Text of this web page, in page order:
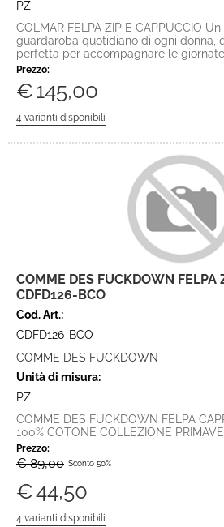
PZ
COLMAR FELPA ZIP E CAPPUCCIO
guardaroba quotidiano di ogni donna,
perfetta per accompagnare le giornate
Prezzo:
€145,00
COMME DES FUCKDOWN FELPA
CDFD126-BCO
Cod. Art.:
CDFD126-BCO
COMME DES FUCKDOWN
Unità di misura:
PZ
COMME DES FUCKDOWN FELPA
100% COTONE COLLEZIONE
Prezzo:
€ 89,00 Sconto 50%
€44,50